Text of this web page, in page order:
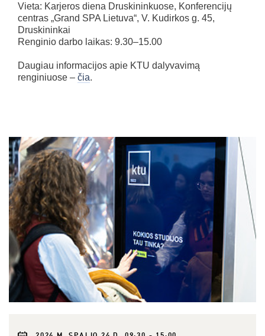
Vieta: Karjeros diena Druskininkuose, Konferencijų
centras „Grand SPA Lietuva“, V. Kudirkos g. 45,
Druskininkai
Renginio darbo laikas: 9.30–15.00
Daugiau informacijos apie KTU dalyvavimą
renginiuose – čia.